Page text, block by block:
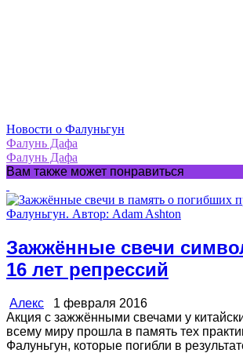
Новости о Фалуньгун
Фалунь Дафа
Фалунь Дафа
Вам также может понравиться
Зажжённые свечи
16 лет репрессий
Алекс 1 февраля 2016
Акция с зажжёнными свечами у
всему миру прошла в память тех
Фалуньгун, которые погибли в